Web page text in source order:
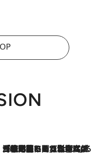
2026.8.3
「住宅建てられない…」「サーチャージ料の高値が続いている」ホルムズ海峡封鎖による影響はいつまで続く？《エネルギー専門家に聞く“どうなる日本の暮らし”》